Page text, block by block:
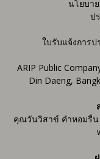
นโยบา
ป
ใบรับแจ้งการ
ARIP Public
Din Daeng,
คุณวันวิสาข์ คำหอมรื่น